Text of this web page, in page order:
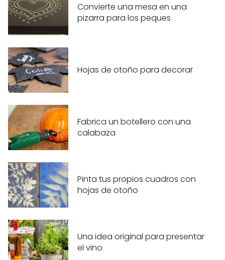
Convierte una mesa en una
pizarra para los peques
Hojas de otoño para decorar
Fabrica un botellero con una
calabaza
Pinta tus propios cuadros con
hojas de otoño
Una idea original para presentar
el vino